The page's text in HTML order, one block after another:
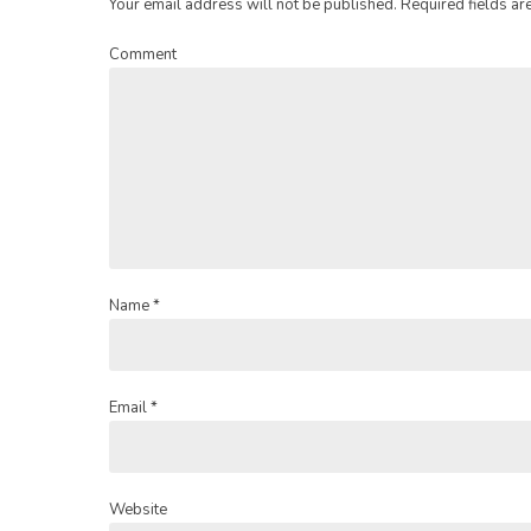
Your email address will not be published. Required fields
Comment
Name *
Email *
Website